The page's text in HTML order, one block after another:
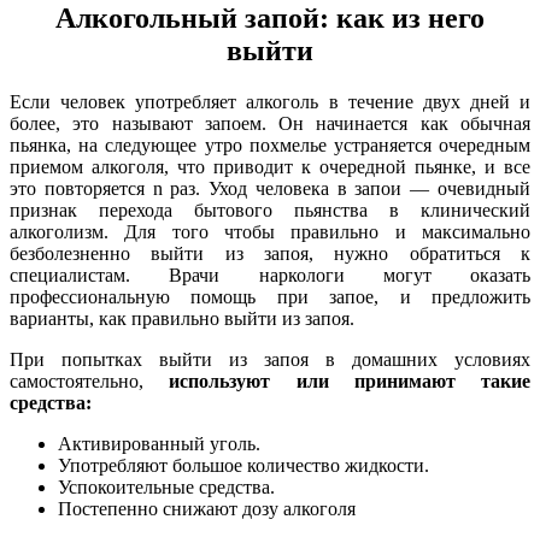
Алкогольный запой: как из него
выйти
Если человек употребляет алкоголь в течение двух дней и
более, это называют запоем. Он начинается как обычная
пьянка, на следующее утро похмелье устраняется очередным
приемом алкоголя, что приводит к очередной пьянке, и все
это повторяется n раз. Уход человека в запои — очевидный
признак перехода бытового пьянства в клинический
алкоголизм. Для того чтобы правильно и максимально
безболезненно выйти из запоя, нужно обратиться к
специалистам. Врачи наркологи могут оказать
профессиональную помощь при запое, и предложить
варианты, как правильно выйти из запоя.
При попытках выйти из запоя в домашних условиях
самостоятельно,используют или принимают такие
средства:
Активированный уголь.
Употребляют большое количество жидкости.
Успокоительные средства.
Постепенно снижают дозу алкоголя